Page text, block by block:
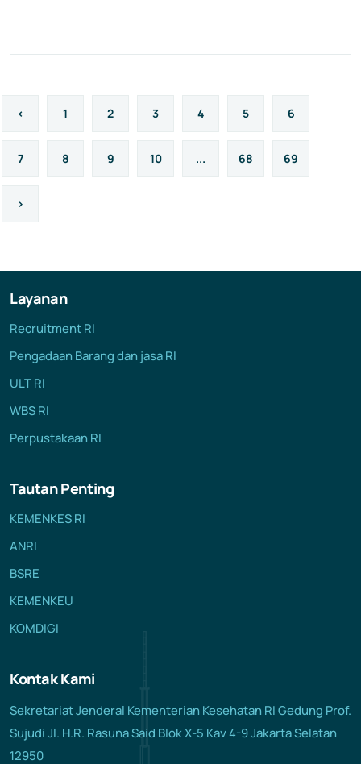
‹ 1 2 3 4 5 6
7 8 9 10 ... 68 69
›
Layanan
Recruitment RI
Pengadaan Barang dan jasa RI
ULT RI
WBS RI
Perpustakaan RI
Tautan Penting
KEMENKES RI
ANRI
BSRE
KEMENKEU
KOMDIGI
Kontak Kami
Sekretariat Jenderal Kementerian Kesehatan RI Gedung Prof.
Sujudi Jl. H.R. Rasuna Said Blok X-5 Kav 4-9 Jakarta Selatan
12950